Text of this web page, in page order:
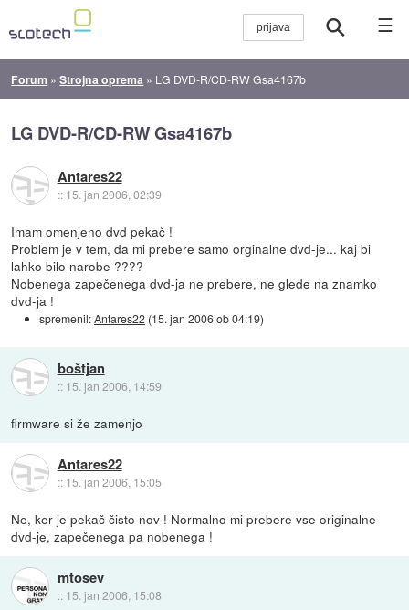
☰
Forum »Strojna oprema » LG DVD-R/CD-RW Gsa4167b
LG DVD-R/CD-RW Gsa4167b
Antares22
:: 15. jan 2006, 02:39
Imam omenjeno dvd pekač !
Problem je v tem, da mi prebere samo orginalne dvd-je... kaj bi
lahko bilo narobe ????
Nobenega zapečenega dvd-ja ne prebere, ne glede na znamko
dvd-ja !
spremenil:Antares22 (15. jan 2006 ob 04:19)
boštjan
:: 15. jan 2006, 14:59
firmware si že zamenjo
Antares22
:: 15. jan 2006, 15:05
Ne, ker je pekač čisto nov ! Normalno mi prebere vse originalne
dvd-je, zapečenega pa nobenega !
mtosev
:: 15. jan 2006, 15:08